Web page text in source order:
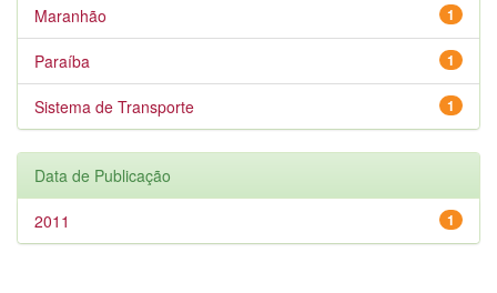
1
Maranhão
1
Paraíba
1
Sistema de Transporte
Data de Publicação
1
2011